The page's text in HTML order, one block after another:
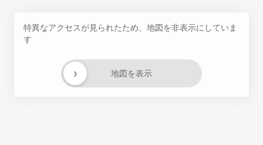
特異なアクセスが見られたため、地図を非表示にしていま
す
地図を表示
›